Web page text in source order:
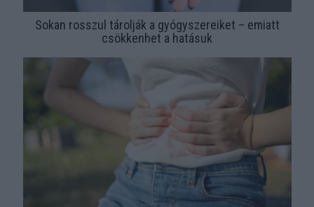
Sokan rosszul tárolják a gyógyszereiket – emiatt
csökkenhet a hatásuk